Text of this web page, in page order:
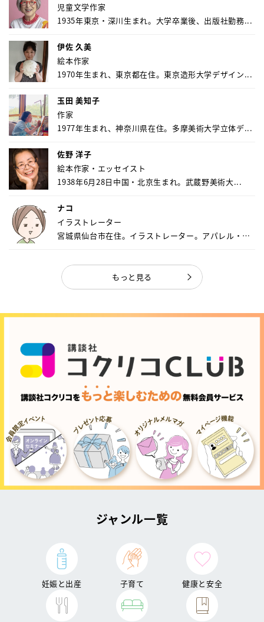
児童文学作家
1935年東京・深川生まれ。大学卒業後、出版社勤務...
伊佐 久美
絵本作家
1970年生まれ、東京都在住。東京造形大学デザイン...
玉田 美知子
作家
1977年生まれ、神奈川県在住。多摩美術大学立体デ...
佐野 洋子
絵本作家・エッセイスト
1938年6月28日中国・北京生まれ。武蔵野美術大...
ナコ
イラストレーター
宮城県仙台市在住。イラストレーター。アパレル・キ
もっと見る
ジャンル一覧
妊娠と出産 子育て 健康と安全